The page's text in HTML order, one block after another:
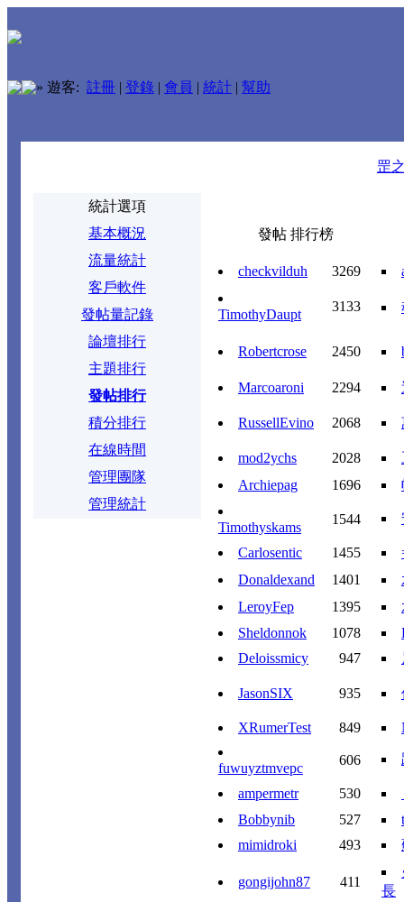
» 遊客: 註冊 | 登錄 | 會員 | 統計 | 幫助
罡
統計選項
基本概況
流量統計
客戶軟件
發帖量記錄
論壇排行
主題排行
發帖排行
積分排行
在線時間
管理團隊
管理統計
發帖 排行榜
checkvilduh 3269
TimothyDaupt
3133
Robertcrose 2450
Marcoaroni 2294
RussellEvino 2068
mod2ychs 2028
Archiepag
1696
Timothyskams
1544
Carlosentic 1455
Donaldexand
1401
LeroyFep
1395
Sheldonnok
1078
Deloissmicy
947
JasonSIX 935
XRumerTest 849
fuwuyztmvepc
606
ampermetr 530
Bobbynib
527
mimidroki
493
gongijohn87 411
長